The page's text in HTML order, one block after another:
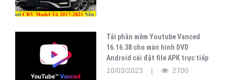
Tải phần mềm Youtube Vanced
16.16.38 cho màn hình DVD
Android cài đặt file APK trực tiếp
10/03/2023 |
2700